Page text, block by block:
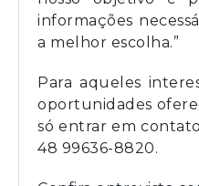
informações
a melhor escolha.”
Para aqueles
oportunidades
só entrar em
48 99636-8820.